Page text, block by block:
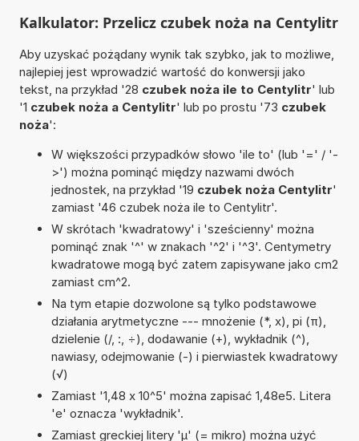
Kalkulator: Przelicz czubek noża na Centylitr
Aby uzyskać pożądany wynik tak szybko, jak to możliwe,
najlepiej jest wprowadzić wartość do konwersji jako
tekst, na przykład '28 czubek noża ile to Centylitr' lub
'1 czubek noża a Centylitr' lub po prostu '73 czubek
noża':
W większości przypadków słowo 'ile to' (lub '=' / '-
>') można pominąć między nazwami dwóch
jednostek, na przykład '19 czubek noża Centylitr'
zamiast '46 czubek noża ile to Centylitr'.
W skrótach 'kwadratowy' i 'sześcienny' można
pominąć znak '^' w znakach '^2' i '^3'. Centymetry
kwadratowe mogą być zatem zapisywane jako cm2
zamiast cm^2.
Na tym etapie dozwolone są tylko podstawowe
działania arytmetyczne --- mnożenie (*, x), pi (π),
dzielenie (/, :, ÷), dodawanie (+), wykładnik (^),
nawiasy, odejmowanie (-) i pierwiastek kwadratowy
(√)
Zamiast '1,48 x 10^5' można zapisać 1,48e5. Litera
'e' oznacza 'wykładnik'.
Zamiast greckiej litery 'µ' (= mikro) można użyć